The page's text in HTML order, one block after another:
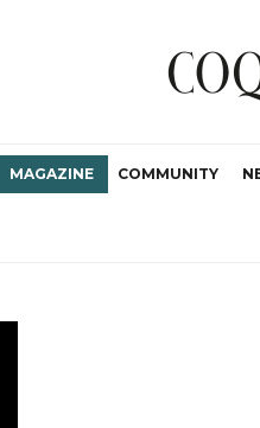
MAGAZINE COMMUNITY